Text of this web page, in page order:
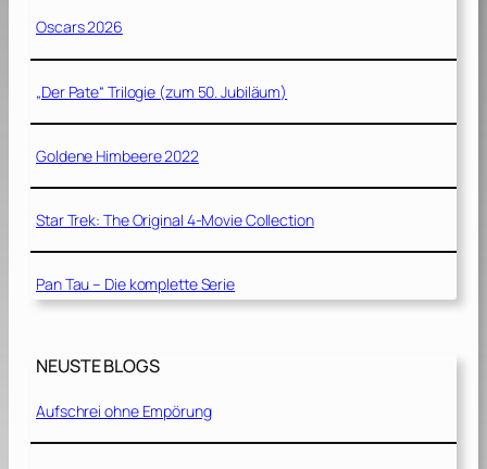
Oscars 2026
„Der Pate“ Trilogie (zum 50. Jubiläum)
Goldene Himbeere 2022
Star Trek: The Original 4-Movie Collection
Pan Tau – Die komplette Serie
NEUSTE BLOGS
Aufschrei ohne Empörung